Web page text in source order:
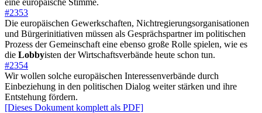
#2353
Die europäischen Gewerkschaften, Nichtregierungsorganisationen
und Bürgerinitiativen müssen als Gesprächspartner im politischen
Prozess der Gemeinschaft eine ebenso große Rolle spielen, wie es
die Lobbyisten der Wirtschaftsverbände heute schon tun.
#2354
Wir wollen solche europäischen Interessenverbände durch
Einbeziehung in den politischen Dialog weiter stärken und ihre
Entstehung fördern.
[Dieses Dokument komplett als PDF]